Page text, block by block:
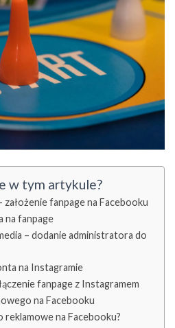
w tym artykule?
założenie fanpage na Facebooku
na fanpage
– dodanie administratora do
na Instagramie
fanpage z Instagramem
na Facebooku
reklamowe na Facebooku?